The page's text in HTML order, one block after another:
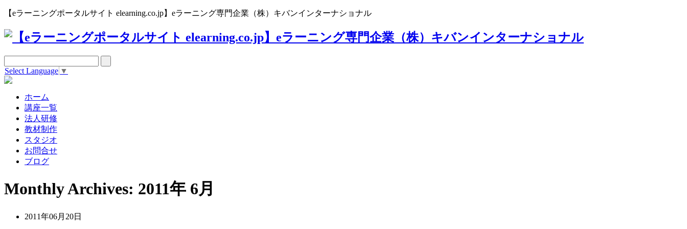
【eラーニングポータルサイト elearning.co.jp】eラーニング専門企業（株）キバンインターナショナル
Select Language ▼
ホーム
講座一覧
法人研修
教材制作
スタジオ
お問合せ
ブログ
Monthly Archives: 2011年 6月
2011年06月20日